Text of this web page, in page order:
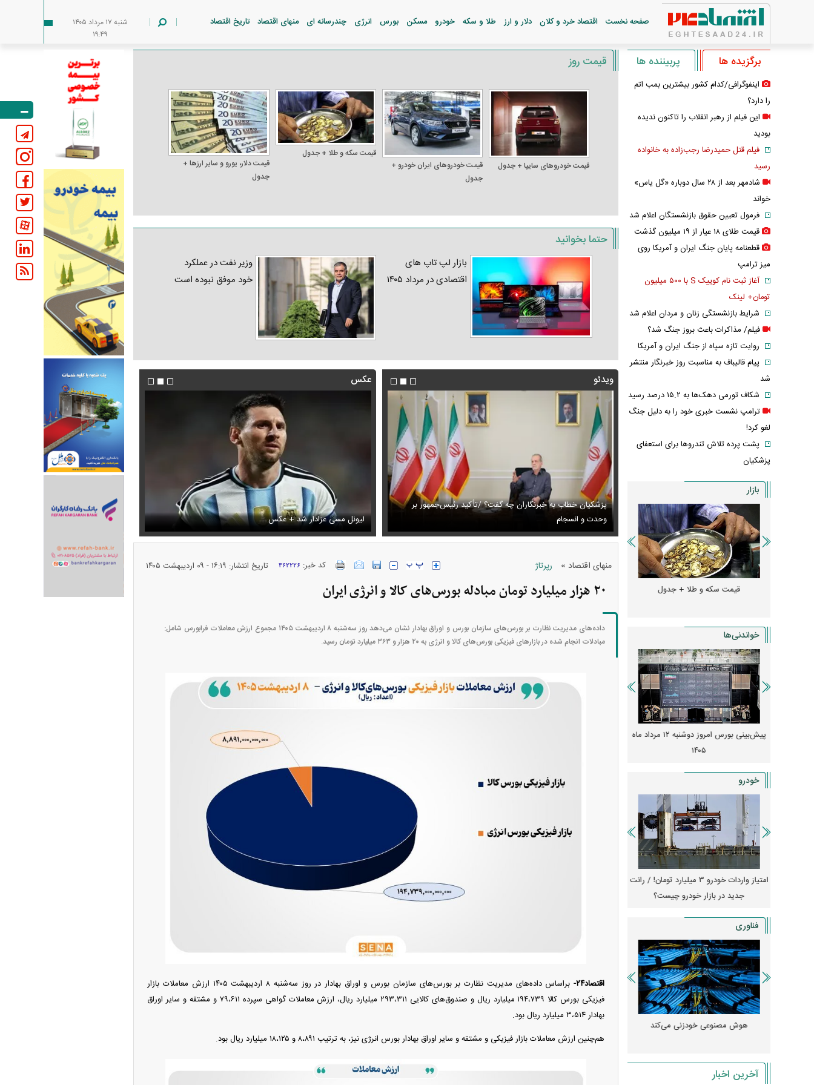
صفحه نخست اقتصاد خرد و کلان دلار و ارز طلا و سکه خودرو مسکن بورس انرژی چندرسانه ای منهای اقتصاد تاریخ اقتصاد
شنبه ۱۷ مرداد ۱۴۰۵
۱۹:۴۹
قیمت روز
قیمت خودرو‌های سایپا + جدول
قیمت خودرو‌های ایران خودرو +
جدول
قیمت سکه و طلا + جدول
قیمت دلار، یورو و سایر ارز‌ها +
جدول
حتما بخوانید
بازار لپ‌ تاپ‌ های
اقتصادی در مرداد ۱۴۰۵
وزیر نفت در عملکرد
خود موفق نبوده است
ویدئو
تجمعات شبانه تعیین تکلیف شد
پزشکیان خطاب به خبرنگاران چه گفت؟ /تأکید رئیس‌جمهور بر
وحدت و انسجام
این فیلم از رهبر انقلاب را تاکنون ندیده بودید / انتشار برای نخستین
فیلم / ادامه تجمعات شبانه تعیین تکلیف شد
عکس
شهباز شریف خبرساز شد عکس / عاشقانه‌های دختران پیمان قاسم خانی لیونل مسی عزادار شد + عکس جوراب‌های شهباز شریف خبرساز شد
منهای اقتصاد » رپرتاژ کد خبر: ۳۶۲۲۲۶ تاریخ انتشار: ۱۶:۱۹ - ۰۹ ارديبهشت ۱۴۰۵
۲۰ هزار میلیارد تومان مبادله بورس‌های کالا و انرژی ایران
داده‌های مدیریت نظارت بر بورس‌های سازمان بورس و اوراق بهادار نشان می‌دهد روز سه‌شنبه ۸ اردیبهشت ۱۴۰۵ مجموع ارزش معاملات فرابورس شامل:
مبادلات انجام شده در بازار‌های فیزیکی بورس‌های کالا و انرژی به ۲۰ هزار و ۳۶۳ میلیارد تومان رسید.
اقتصاد۲۴-
براساس داده‌های مدیریت نظارت بر بورس‌های سازمان بورس و اوراق بهادار در روز سه‌شنبه ۸ اردیبهشت ۱۴۰۵ ارزش معاملات بازار
فیزیکی بورس کالا ۱۹۴،۷۳۹ میلیارد ریال و صندوق‌های کالایی ۲۹۳،۳۱۱ میلیارد ریال، ارزش معاملات گواهی سپرده ۷۹،۶۱۱ و مشتقه و سایر اوراق
بهادار ۳،۵۱۴ میلیارد ریال بود.
هم‌چنین ارزش معاملات بازار فیزیکی و مشتقه و سایر اوراق بهادار بورس انرژی نیز، به ترتیب ۸،۸۹۱ و ۱۸،۱۲۵ میلیارد ریال بود.
برگزیده ها پربیننده ها
اینفوگرافی/کدام کشور بیشترین بمب اتم
را دارد؟
این فیلم از رهبر انقلاب را تاکنون ندیده
بودید
فیلم قتل حمیدرضا رجب‌زاده به خانواده
رسید
شادمهر بعد از ۲۸ سال دوباره «گل یاس»
خواند
فرمول تعیین حقوق بازنشستگان اعلام شد
قیمت طلای ۱۸ عیار از ۱۹ میلیون گذشت
قطعنامه پایان جنگ ایران و آمریکا روی
میز ترامپ
آغاز ثبت نام کوییک S با ۵۰۰ میلیون
تومان+ لینک
شرایط بازنشستگی زنان و مردان اعلام شد
فیلم/ مذاکرات باعث بروز جنگ شد؟
روایت تازه سپاه از جنگ ایران و آمریکا
پیام قالیباف به مناسبت روز خبرنگار منتشر
شد
شکاف تورمی دهک‌ها به ۱۵.۲ درصد رسید
ترامپ نشست خبری خود را به دلیل جنگ
لغو کرد!
پشت پرده تلاش تندروها برای استعفای
پزشکیان
بازار
قیمت سکه و طلا + جدول قیمت دلار، یورو و سایر ارز‌ها + جدول قیمت خودرو‌های ایران خودرو + جدول قیمت خودرو‌های ایران خودرو + جدول قیمت سکه و طلا + جدول
خواندنی‌ها
پیش‌بینی بورس امروز دوشنبه ۱۲ مرداد ماه
۱۴۰۵
پیش‌بینی بورس امروز دوشنبه ۱۲ مرداد ماه
۱۴۰۵
خودرو
امتیاز واردات خودرو ۳ میلیارد تومان! / رانت
جدید در بازار خودرو چیست؟
واردات خودرو گران‌تر شد/ جهش گواهی
اسقاط و محدودیت جدید در مناطق آزاد
امتیاز واردات خودرو ۳ میلیارد تومان! / رانت
فناوری
هوش مصنوعی خودزنی می‌کند
میلی‌آمپرساعتی
ترامپ در خلیج فارس را نابود کرد؟
آخرین اخبار